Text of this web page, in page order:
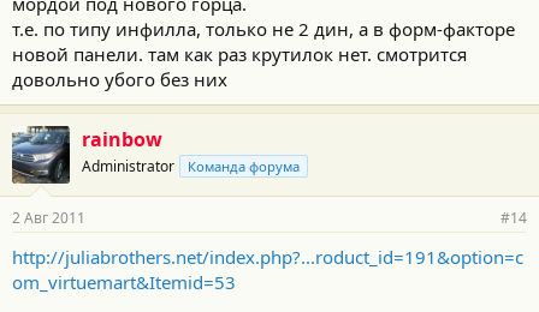
т.е. по типу инфилла, только не 2 дин, а в форм-факторе
новой панели. там как раз крутилок нет. смотрится
довольно убого без них
rainbow
Administrator Команда форума
2 Авг 2011 #14
http://juliabrothers.net/index.php?...roduct_id=191&option=c
om_virtuemart&Itemid=53